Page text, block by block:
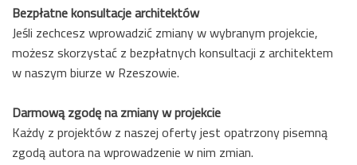
Bezpłatne konsultacje architektów
Jeśli zechcesz wprowadzić zmiany w wybranym projekcie,
możesz skorzystać z bezpłatnych konsultacji z architektem
w naszym biurze w Rzeszowie.
Darmową zgodę na zmiany w projekcie
Każdy z projektów z naszej oferty jest opatrzony pisemną
zgodą autora na wprowadzenie w nim zmian.